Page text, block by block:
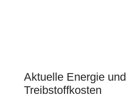
Aktuelle Energie und
Treibstoffkosten